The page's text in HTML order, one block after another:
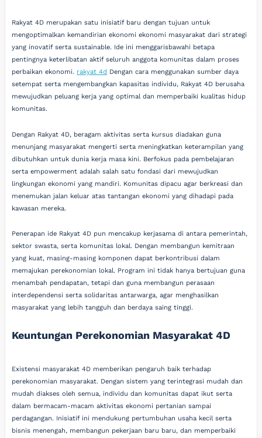
Rakyat 4D merupakan satu inisiatif baru dengan tujuan untuk
mengoptimalkan kemandirian ekonomi ekonomi masyarakat dari strategi
yang inovatif serta sustainable. Ide ini menggarisbawahi betapa
pentingnya keterlibatan aktif seluruh anggota komunitas dalam proses
perbaikan ekonomi. rakyat 4d Dengan cara menggunakan sumber daya
setempat serta mengembangkan kapasitas individu, Rakyat 4D berusaha
mewujudkan peluang kerja yang optimal dan memperbaiki kualitas hidup
komunitas.
Dengan Rakyat 4D, beragam aktivitas serta kursus diadakan guna
menunjang masyarakat mengerti serta meningkatkan keterampilan yang
dibutuhkan untuk dunia kerja masa kini. Berfokus pada pembelajaran
serta empowerment adalah salah satu fondasi dari mewujudkan
lingkungan ekonomi yang mandiri. Komunitas dipacu agar berkreasi dan
menemukan jalan keluar atas tantangan ekonomi yang dihadapi pada
kawasan mereka.
Penerapan ide Rakyat 4D pun mencakup kerjasama di antara pemerintah,
sektor swasta, serta komunitas lokal. Dengan membangun kemitraan
yang kuat, masing-masing komponen dapat berkontribusi dalam
memajukan perekonomian lokal. Program ini tidak hanya bertujuan guna
menambah pendapatan, tetapi dan guna membangun perasaan
interdependensi serta solidaritas antarwarga, agar menghasilkan
masyarakat yang lebih tangguh dan berdaya saing tinggi.
Keuntungan Perekonomian Masyarakat 4D
Existensi masyarakat 4D memberikan pengaruh baik terhadap
perekonomian masyarakat. Dengan sistem yang terintegrasi mudah dan
mudah diakses oleh semua, individu dan komunitas dapat ikut serta
dalam bermacam-macam aktivitas ekonomi pertanian sampai
perdagangan. Inisiatif ini mendukung pertumbuhan usaha kecil serta
bisnis menengah, membangun pekerjaan baru baru, dan memperbaiki